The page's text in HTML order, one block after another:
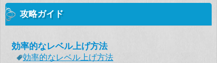
攻略ガイド
効率的なレベル上げ方法
効率的なレベル上げ方法